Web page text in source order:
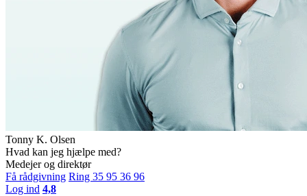
Tonny K. Olsen
Hvad kan jeg hjælpe med?
Medejer og direktør
Få rådgivning Ring 35 95 36 96
Log ind 4,8